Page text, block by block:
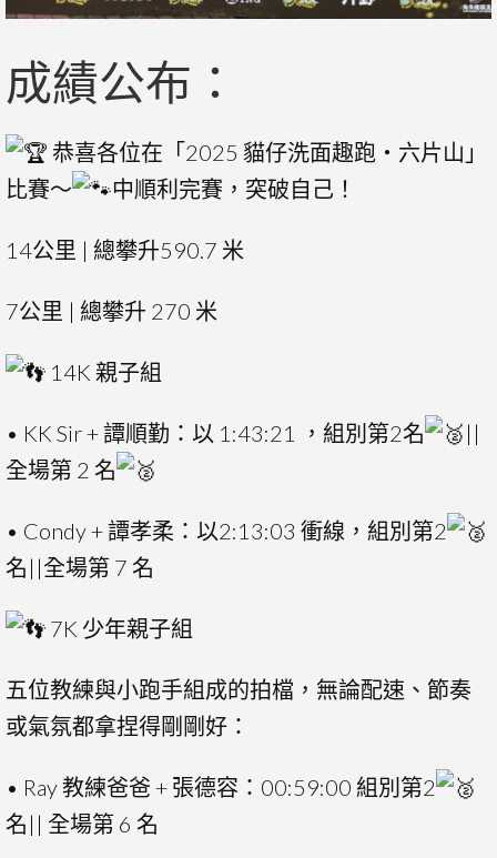
成績公布：
恭喜各位在「2025 貓仔洗面趣跑・六片山」
比賽～
中順利完賽，突破自己！
14公里 | 總攀升590.7 米
7公里 | 總攀升 270 米
14K 親子組
• KK Sir + 譚順勤：以 1:43:21 ，組別第2名
||
全場第 2 名
• Condy + 譚孝柔：以2:13:03 衝線，組別第2
名||全場第 7 名
7K 少年親子組
五位教練與小跑手組成的拍檔，無論配速、節奏
或氣氛都拿捏得剛剛好：
• Ray 教練爸爸 + 張德容：00:59:00 組別第2
名|| 全場第 6 名